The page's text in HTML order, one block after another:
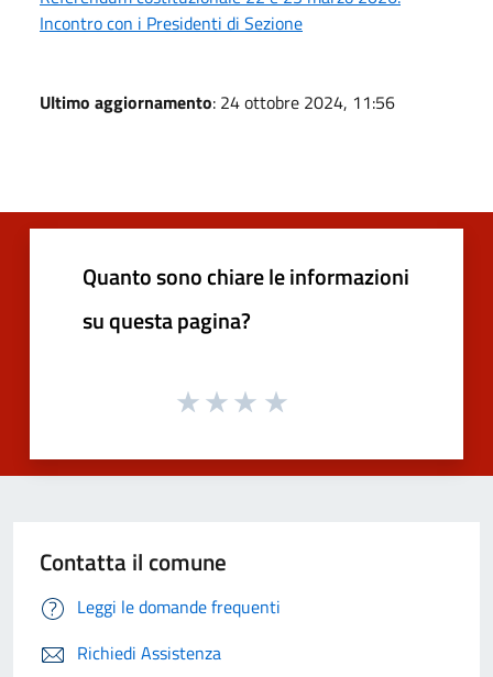
Incontro con i Presidenti di Sezione
Ultimo aggiornamento: 24 ottobre 2024, 11:56
Quanto sono chiare le informazioni
su questa pagina?
Contatta il comune
Leggi le domande frequenti
Richiedi Assistenza